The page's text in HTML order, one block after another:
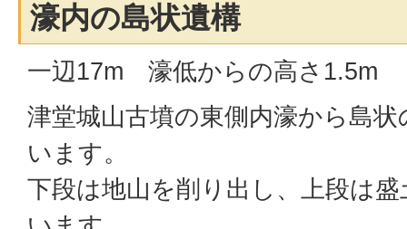
濠内の島状遺構
一辺17m 濠低からの高さ1.5m
津堂城山古墳の東側内濠から島
います。
下段は地山を削り出し、上段は